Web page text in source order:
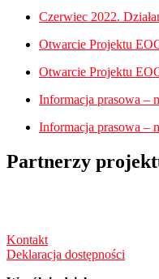
Czerwiec 2022.
Otwarcie Projektu
Otwarcie Projektu
Informacja prasowa –
Informacja prasowa –
Partnerzy
Kontakt
Deklaracja dostępności